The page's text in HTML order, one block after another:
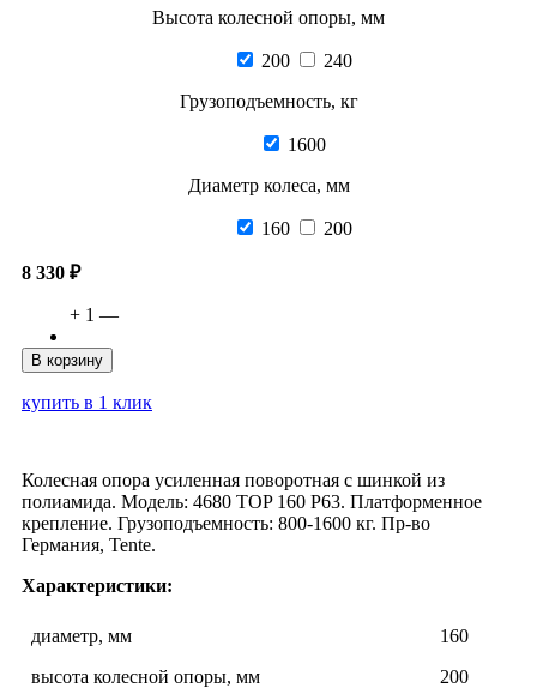
Высота колесной опоры, мм
200
240
Грузоподъемность, кг
1600
Диаметр колеса, мм
160 200
8 330 ₽
+ 1 —
В корзину
купить в 1 клик
Колесная опора усиленная поворотная с шинкой из
полиамида. Модель: 4680 TOP 160 P63. Платформенное
крепление. Грузоподъемность: 800-1600 кг. Пр-во
Германия, Tente.
Характеристики:
диаметр, мм
160
высота колесной опоры, мм
200